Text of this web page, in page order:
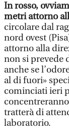
In rosso,
metri attorno
circolare dal
nord ovest
attorno alla
non si prevede
anche se
al di fuori»
cominciati ieri
tratterà di
laboratorio.